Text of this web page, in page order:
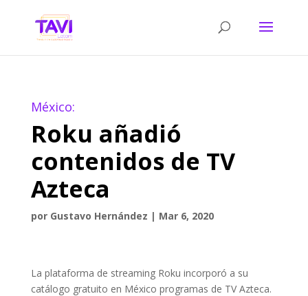
México:
Roku añadió
contenidos de TV
Azteca
por Gustavo Hernández | Mar 6, 2020
La plataforma de streaming Roku incorporó a su
catálogo gratuito en México programas de TV Azteca.